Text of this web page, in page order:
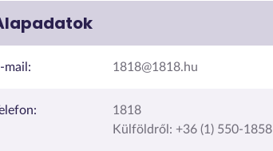
mail: 1818@1818.hu
1818
Külföldről: +36 (1) 550-1858